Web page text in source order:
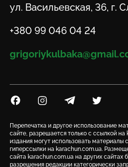
Адрес
ул. Васильевская, 36, г.
Телефон
+380 99 046 04 24
Email
Посилання на Facebook
Посилання на Instagram
Посилання на Telegram
Посилання
Перепечатка и другое использование
сайте, разрешается только с ссылкой
издания могут использовать материалы
гиперссылки на karachun.com.ua.
сайта karachun.com.ua на других сайтах
разрешения редакции категорически